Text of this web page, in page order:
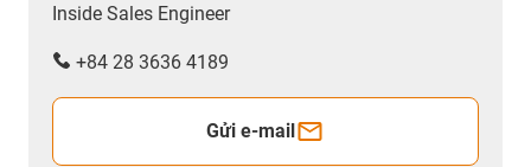
Inside Sales Engineer
+84 28 3636 4189
Gửi e-mail